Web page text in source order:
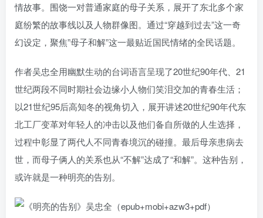
情故事。围饶一对普通家庭的母子关系，展开了东北多个家
庭纷繁的故事线以及人物群像图。通过“穿越到过去”这一奇
幻设定，聚焦”母子和解”这一最贴近国民情绪的全民话题。
作者吴忠全用幽默生动的台词语言呈现了20世纪90年代、21
世纪两段不同时期社会边缘小人物们笑泪交加的青春生活；
以21世纪95后高知冬的视角切入，展开讲述20世纪90年代东
北工厂变革对年轻人的冲击以及他们备自所做的人生选择，
过程中彰显了两代人不同青春境沉的碰撞。最后母亲患病去
世，而母子俩人的关系也从“不解”达成了“和解”。这种告别，
或许就是一种明亮的告别。